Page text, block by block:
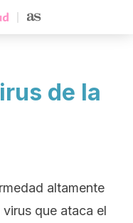
de la
altamente
que ataca el